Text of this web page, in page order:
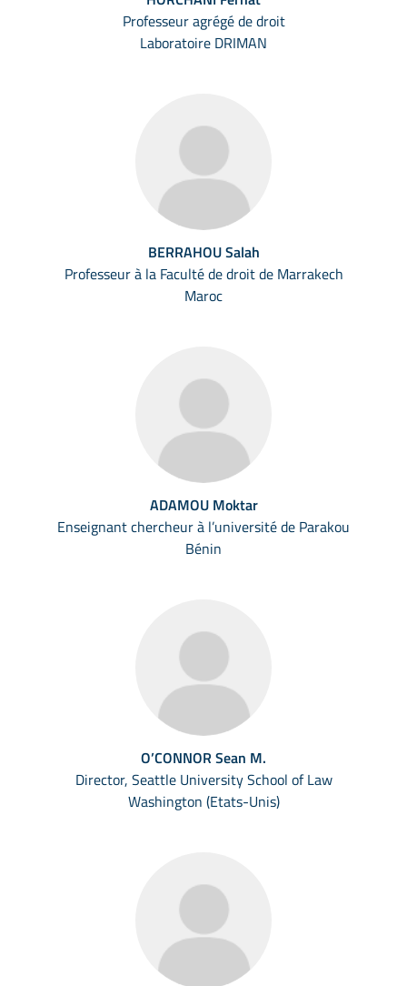
Professeur agrégé de droit
Laboratoire DRIMAN
BERRAHOU Salah
Professeur à la Faculté de droit de Marrakech
Maroc
ADAMOU Moktar
Enseignant chercheur à l’université de Parakou
Bénin
O’CONNOR Sean M.
Director, Seattle University School of Law
Washington (Etats-Unis)